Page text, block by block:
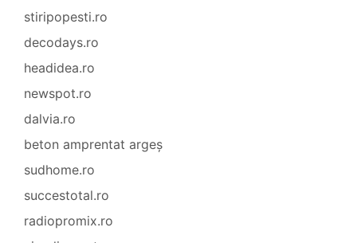
stiripopesti.ro
decodays.ro
headidea.ro
newspot.ro
dalvia.ro
beton amprentat argeș
sudhome.ro
succestotal.ro
radiopromix.ro